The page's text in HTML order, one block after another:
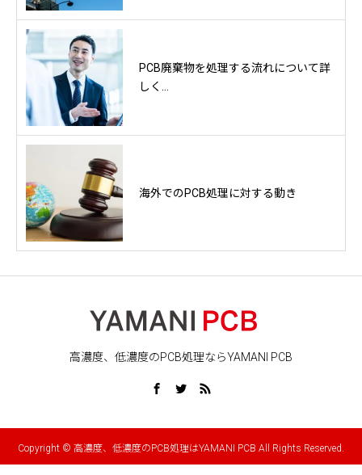
PCB廃棄物を処理する流れについて詳
しく...
海外でのPCB処理に対する動き
高濃度、低濃度のPCB処理ならYAMANI PCB
Copyright © 高濃度、低濃度のPCB処理はYAMANI PCB All Rights Reserved.